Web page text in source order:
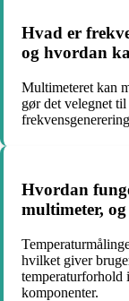
Hvad er
og hvordan
Multimeteret kan
gør det velegnet
Hvordan
multimeter,
hvilket giver
temperaturforhold
komponenter.